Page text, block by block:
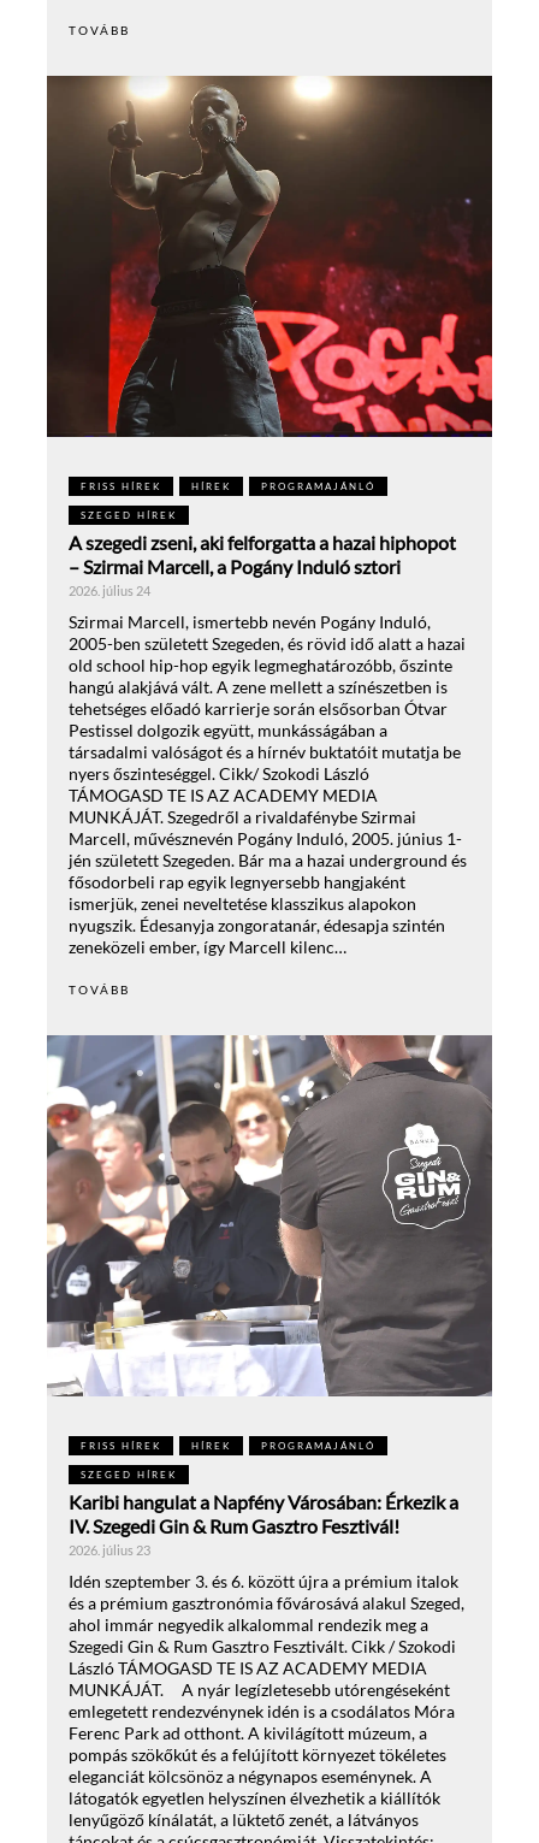
TOVÁBB
FRISS HÍREK HÍREK PROGRAMAJÁNLÓ
SZEGED HÍREK
A szegedi zseni, aki felforgatta a hazai hiphopot
– Szirmai Marcell, a Pogány Induló sztori
2026. július 24
Szirmai Marcell, ismertebb nevén Pogány Induló,
2005-ben született Szegeden, és rövid idő alatt a hazai
old school hip-hop egyik legmeghatározóbb, őszinte
hangú alakjává vált. A zene mellett a színészetben is
tehetséges előadó karrierje során elsősorban Ótvar
Pestissel dolgozik együtt, munkásságában a
társadalmi valóságot és a hírnév buktatóit mutatja be
nyers őszinteséggel. Cikk/ Szokodi László
TÁMOGASD TE IS AZ ACADEMY MEDIA
MUNKÁJÁT. Szegedről a rivaldafénybe Szirmai
Marcell, művésznevén Pogány Induló, 2005. június 1-
jén született Szegeden. Bár ma a hazai underground és
fősodorbeli rap egyik legnyersebb hangjaként
ismerjük, zenei neveltetése klasszikus alapokon
nyugszik. Édesanyja zongoratanár, édesapja szintén
zeneközeli ember, így Marcell kilenc…
TOVÁBB
FRISS HÍREK HÍREK PROGRAMAJÁNLÓ
SZEGED HÍREK
Karibi hangulat a Napfény Városában: Érkezik a
IV. Szegedi Gin & Rum Gasztro Fesztivál!
2026. július 23
Idén szeptember 3. és 6. között újra a prémium italok
és a prémium gasztronómia fővárosává alakul Szeged,
ahol immár negyedik alkalommal rendezik meg a
Szegedi Gin & Rum Gasztro Fesztivált. Cikk / Szokodi
László TÁMOGASD TE IS AZ ACADEMY MEDIA
MUNKÁJÁT. A nyár legízletesebb utórengéseként
emlegetett rendezvénynek idén is a csodálatos Móra
Ferenc Park ad otthont. A kivilágított múzeum, a
pompás szökőkút és a felújított környezet tökéletes
eleganciát kölcsönöz a négynapos eseménynek. A
látogatók egyetlen helyszínen élvezhetik a kiállítók
lenyűgöző kínálatát, a lüktető zenét, a látványos